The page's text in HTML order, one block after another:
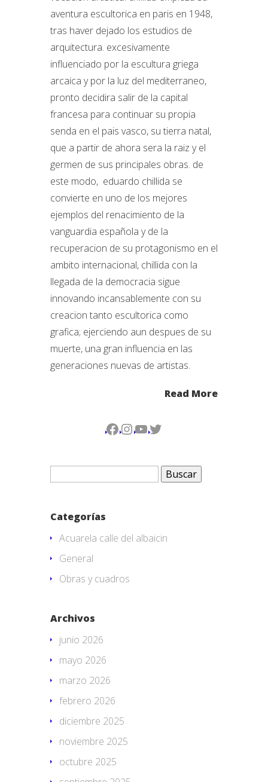
aventura escultorica en paris en 1948,
tras haver dejado los estudios de
arquitectura. excesivamente
influenciado por la escultura griega
arcaica y por la luz del mediterraneo,
pronto decidira salir de la capital
francesa para continuar su propia
senda en el pais vasco, su tierra natal,
que a partir de ahora sera la raiz y el
germen de sus principales obras. de
este modo, eduardo chillida se
convierte en uno de los mejores
ejemplos del renacimiento de la
vanguardia española y de la
recuperacion de su protagonismo en el
ambito internacional, chillida con la
llegada de la democracia sigue
innovando incansablemente con su
creacion tanto escultorica como
grafica; ejerciendo aun despues de su
muerte, una gran influencia en las
generaciones nuevas de artistas.
Read More
Facebook
Instagram
YouTube
Twitter
Buscar:
Categorías
Acuarela calle del albaicin
General
Obras y cuadros
Archivos
junio 2026
mayo 2026
marzo 2026
febrero 2026
diciembre 2025
noviembre 2025
octubre 2025